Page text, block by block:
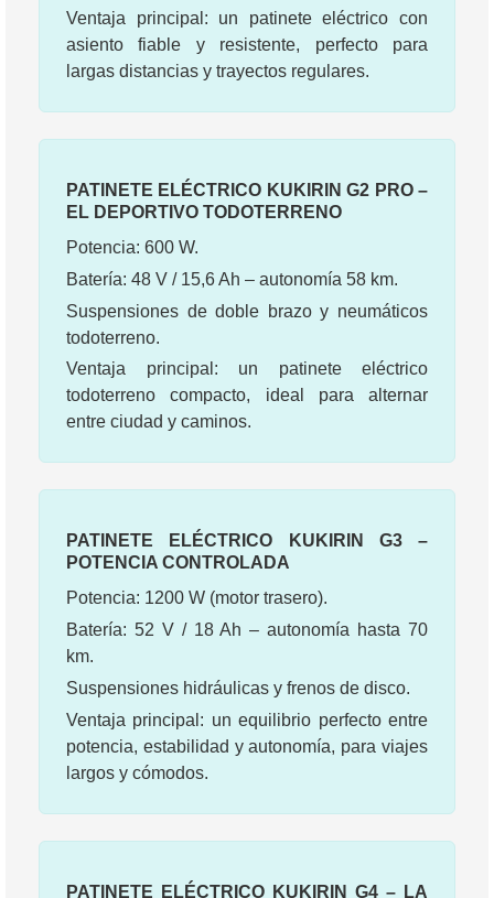
Ventaja principal: un patinete eléctrico con
asiento fiable y resistente, perfecto para
largas distancias y trayectos regulares.
PATINETE ELÉCTRICO KUKIRIN G2 PRO –
EL DEPORTIVO TODOTERRENO
Potencia: 600 W.
Batería: 48 V / 15,6 Ah – autonomía 58 km.
Suspensiones de doble brazo y neumáticos
todoterreno.
Ventaja principal: un patinete eléctrico
todoterreno compacto, ideal para alternar
entre ciudad y caminos.
PATINETE ELÉCTRICO KUKIRIN G3 –
POTENCIA CONTROLADA
Potencia: 1200 W (motor trasero).
Batería: 52 V / 18 Ah – autonomía hasta 70
km.
Suspensiones hidráulicas y frenos de disco.
Ventaja principal: un equilibrio perfecto entre
potencia, estabilidad y autonomía, para viajes
largos y cómodos.
PATINETE ELÉCTRICO KUKIRIN G4 – LA